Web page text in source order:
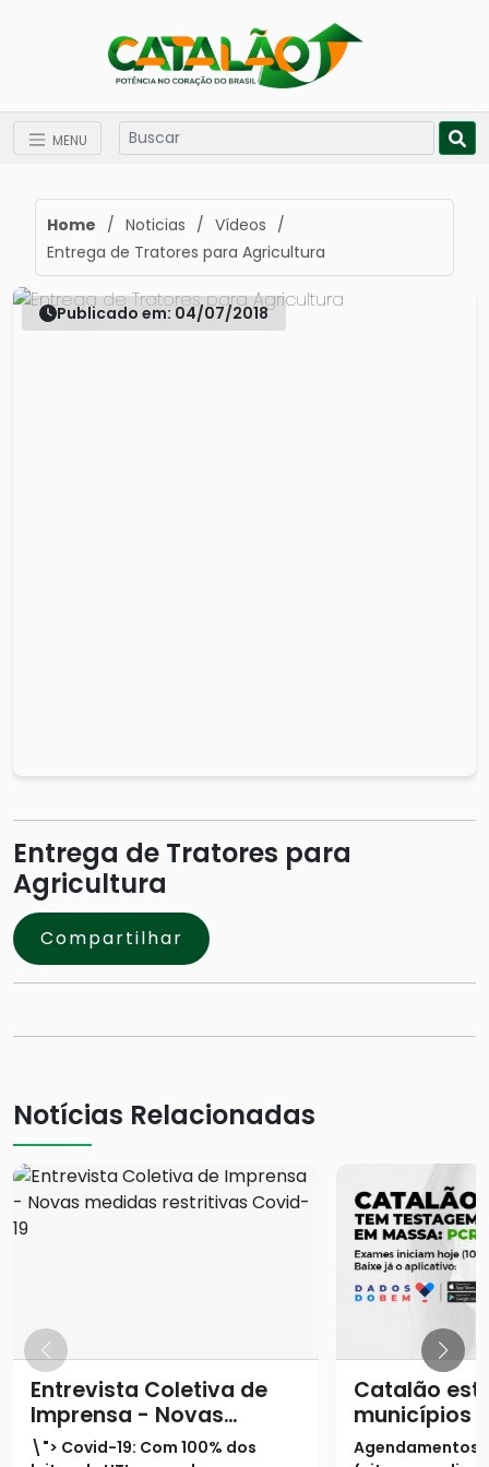
MENU
Home / Noticias / Vídeos /
Entrega de Tratores para Agricultura
Publicado em: 04/07/2018
Entrega de Tratores para
Agricultura
Compartilhar
Notícias Relacionadas
Entrevista Coletiva de
Imprensa - Novas
medidas restritivas
\"> Covid-19: Com 100% dos
Catalão
municípios
terão
Agendamentos